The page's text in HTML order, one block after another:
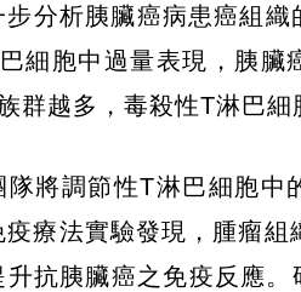
分析胰臟癌病患癌組
細胞中過量表現，胰臟
群越多，毒殺性T淋巴細
隊將調節性T淋巴細胞
療法實驗發現，腫瘤
升抗胰臟癌之免疫反應